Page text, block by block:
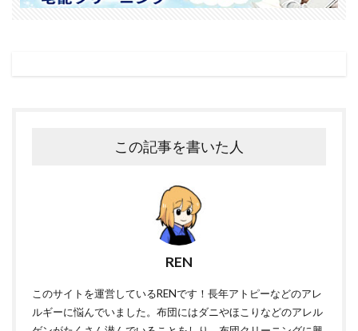
この記事を書いた人
REN
このサイトを運営しているRENです！長年アトピーなどのアレ
ルギーに悩んでいました。布団にはダニやほこりなどのアレル